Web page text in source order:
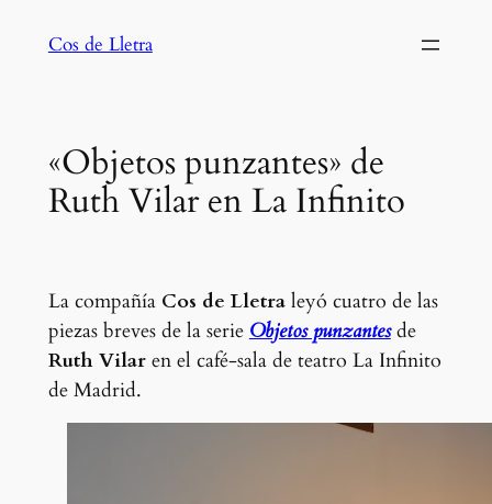
Cos de Lletra
«Objetos punzantes» de
Ruth Vilar en La Infinito
La compañía Cos de Lletraleyó cuatro de las
piezas breves de la serie Objetos punzantes de
Ruth Vilaren el café-sala de teatro La Infinito
de Madrid.